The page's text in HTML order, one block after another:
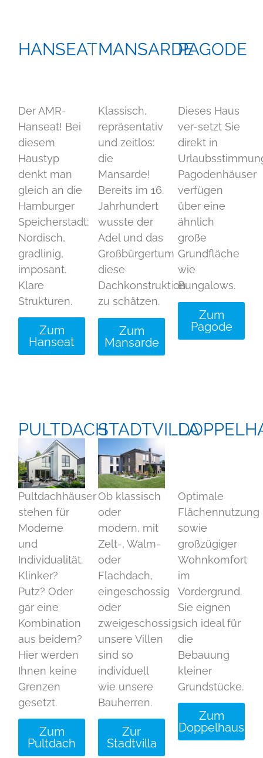
HANSEAT
Der AMR-
Hanseat! Bei
diesem
Haustyp
denkt man
gleich an die
Hamburger
Speicherstadt:
Nordisch,
gradlinig,
imposant.
Klare
Strukturen.
Zum
Hanseat
MANSARDE
Klassisch,
repräsentativ
und zeitlos:
die
Mansarde!
Bereits im 16.
Jahrhundert
wusste der
Adel und das
Großbürgertum
diese
Dachkonstruktion
zu schätzen.
Zum
Mansarde
PAGODE
Dieses Haus
ver-setzt Sie
direkt in
Pagodenhäuser
verfügen
über eine
ähnlich
große
Grundfläche
wie
Bungalows.
Zum
Pagode
PULTDACH
Pultdachhäuser
stehen für
Moderne
und
Individualität.
Klinker?
Putz? Oder
gar eine
Kombination
aus beidem?
Hier werden
Ihnen keine
Grenzen
gesetzt.
Zum
Pultdach
STADTVILLA
Ob klassisch
oder
modern, mit
Zelt-, Walm-
oder
Flachdach,
eingeschossig
oder
zweigeschossig:
unsere Villen
sind so
individuell
wie unsere
Bauherren.
Zur
Stadtvilla
Optimale
Flächennutzung
sowie
großzügiger
Wohnkomfort
im
Vordergrund.
Sie eignen
sich ideal für
die
Bebauung
kleiner
Grundstücke.
Zum
Doppelhaus